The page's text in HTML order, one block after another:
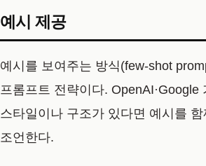
예시 제공
예시를 보여주는 방식(few-shot
프롬프트 전략이다. OpenAI·Google
스타일이나 구조가 있다면 예시를 함
조언한다.